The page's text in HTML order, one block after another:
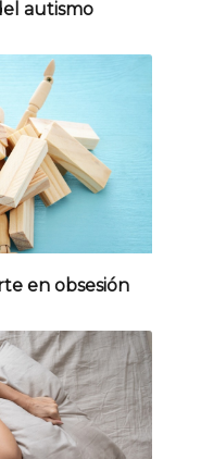
autismo
en obsesión